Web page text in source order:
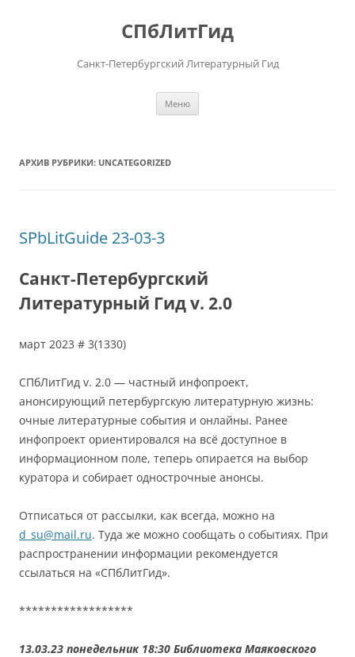
СПбЛитГид
Санкт-Петербургский Литературный Гид
Меню
АРХИВ РУБРИКИ: UNCATEGORIZED
SPbLitGuide 23-03-3
Санкт-Петербургский
Литературный Гид v. 2.0
март 2023 # 3(1330)
СПбЛитГид v. 2.0 — частный инфопроект,
анонсирующий петербургскую литературную жизнь:
очные литературные события и онлайны. Ранее
инфопроект ориентировался на всё доступное в
информационном поле, теперь опирается на выбор
куратора и собирает однострочные анонсы.
Отписаться от рассылки, как всегда, можно на
d_su@mail.ru. Туда же можно сообщать о событиях. При
распространении информации рекомендуется
ссылаться на «СПбЛитГид».
******************
13.03.23 понедельник 18:30 Библиотека Маяковского